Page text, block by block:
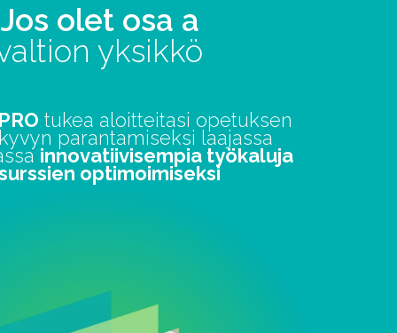
Jos olet osa a
yksikkö
tukea aloitteitasi opetuksen
parantamiseksi laajassa
innovatiivisempia työkaluja
optimoimiseksi